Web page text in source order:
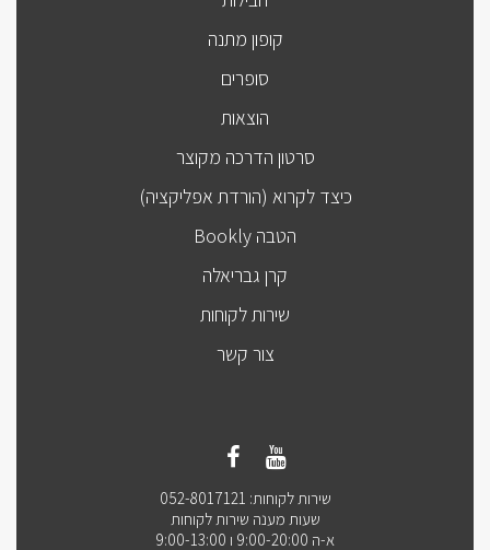
קופון מתנה
סופרים
הוצאות
סרטון הדרכה מקוצר
כיצד לקרוא (הורדת אפליקציה)
הטבה Bookly
קרן גבריאלה
שירות לקוחות
צור קשר
שירות לקוחות: 052-8017121
שעות מענה שירות לקוחות
א-ה 9:00-20:00 ו 9:00-13:00